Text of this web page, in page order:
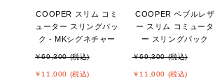
COOPER スリム コミ
ューター スリングパッ
ク - MKシグネチャー
￥69,300 (税込)
￥11,000 (税込)
COOPER ペブルレザ
ー スリム コミュータ
ー スリングパック
￥69,300 (税込)
￥11,000 (税込)